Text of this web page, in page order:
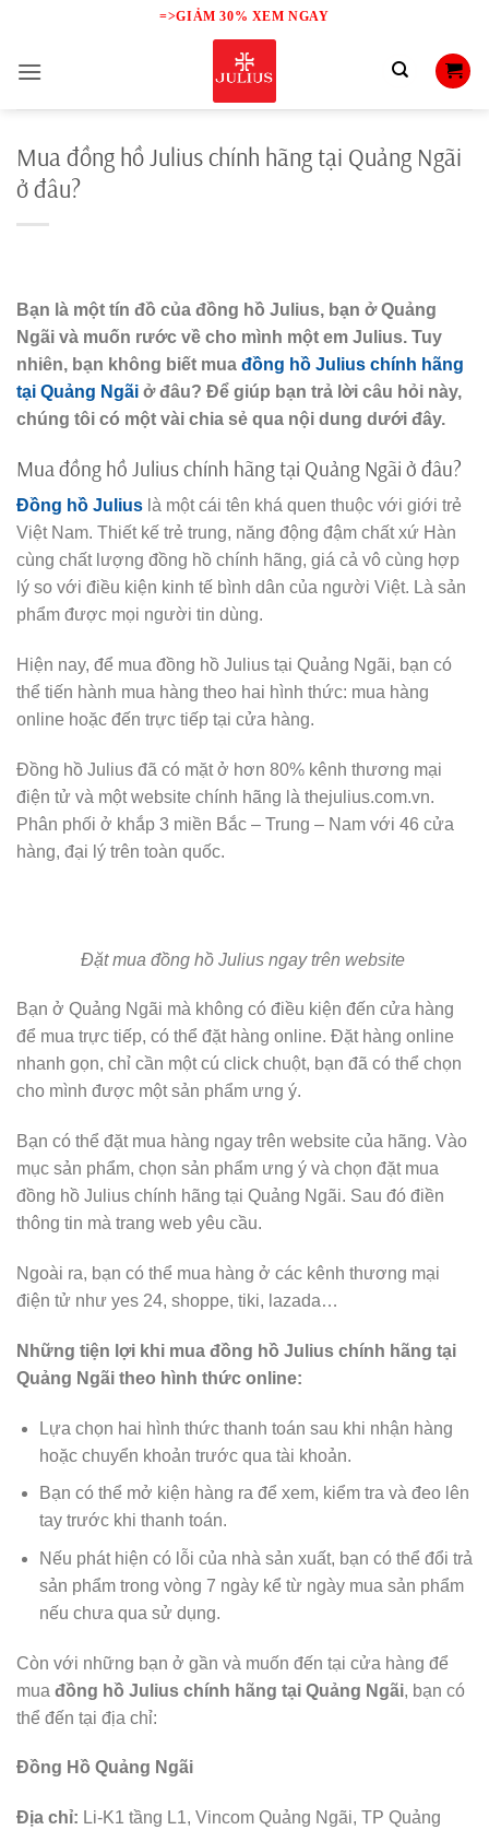
content
=>GIẢM 30% XEM NGAY
Mua đồng hồ Julius chính hãng tại Quảng Ngãi
ở đâu?
Bạn là một tín đồ của đồng hồ Julius, bạn ở Quảng
Ngãi và muốn rước về cho mình một em Julius. Tuy
nhiên, bạn không biết mua đồng hồ Julius chính hãng
tại Quảng Ngãi ở đâu? Để giúp bạn trả lời câu hỏi này,
chúng tôi có một vài chia sẻ qua nội dung dưới đây.
Mua đồng hồ Julius chính hãng tại Quảng Ngãi ở đâu?
Đồng hồ Julius là một cái tên khá quen thuộc với giới trẻ
Việt Nam. Thiết kế trẻ trung, năng động đậm chất xứ Hàn
cùng chất lượng đồng hồ chính hãng, giá cả vô cùng hợp
lý so với điều kiện kinh tế bình dân của người Việt. Là sản
phẩm được mọi người tin dùng.
Hiện nay, để mua đồng hồ Julius tại Quảng Ngãi, bạn có
thể tiến hành mua hàng theo hai hình thức: mua hàng
online hoặc đến trực tiếp tại cửa hàng.
Đồng hồ Julius đã có mặt ở hơn 80% kênh thương mại
điện tử và một website chính hãng là thejulius.com.vn.
Phân phối ở khắp 3 miền Bắc – Trung – Nam với 46 cửa
hàng, đại lý trên toàn quốc.
Đặt mua đồng hồ Julius ngay trên website
Bạn ở Quảng Ngãi mà không có điều kiện đến cửa hàng
để mua trực tiếp, có thể đặt hàng online. Đặt hàng online
nhanh gọn, chỉ cần một cú click chuột, bạn đã có thể chọn
cho mình được một sản phẩm ưng ý.
Bạn có thể đặt mua hàng ngay trên website của hãng. Vào
mục sản phẩm, chọn sản phẩm ưng ý và chọn đặt mua
đồng hồ Julius chính hãng tại Quảng Ngãi. Sau đó điền
thông tin mà trang web yêu cầu.
Ngoài ra, bạn có thể mua hàng ở các kênh thương mại
điện tử như yes 24, shoppe, tiki, lazada…
Những tiện lợi khi mua đồng hồ Julius chính hãng tại
Quảng Ngãi theo hình thức online:
Lựa chọn hai hình thức thanh toán sau khi nhận hàng
hoặc chuyển khoản trước qua tài khoản.
Bạn có thể mở kiện hàng ra để xem, kiểm tra và đeo lên
tay trước khi thanh toán.
Nếu phát hiện có lỗi của nhà sản xuất, bạn có thể đổi trả
sản phẩm trong vòng 7 ngày kể từ ngày mua sản phẩm
nếu chưa qua sử dụng.
Còn với những bạn ở gần và muốn đến tại cửa hàng để
mua đồng hồ Julius chính hãng tại Quảng Ngãi, bạn có
thể đến tại địa chỉ:
Đồng Hồ Quảng Ngãi
Địa chỉ: Li-K1 tầng L1, Vincom Quảng Ngãi, TP Quảng